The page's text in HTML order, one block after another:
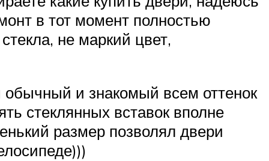
в тот момент полностью
не маркий цвет,
и знакомый всем оттенок
стеклянных вставок вполне
размер позволял двери